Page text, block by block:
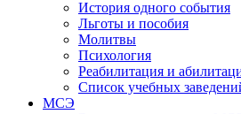
История одного события
Льготы и пособия
Молитвы
Психология
Реабилитация и
Список учебных
МСЭ